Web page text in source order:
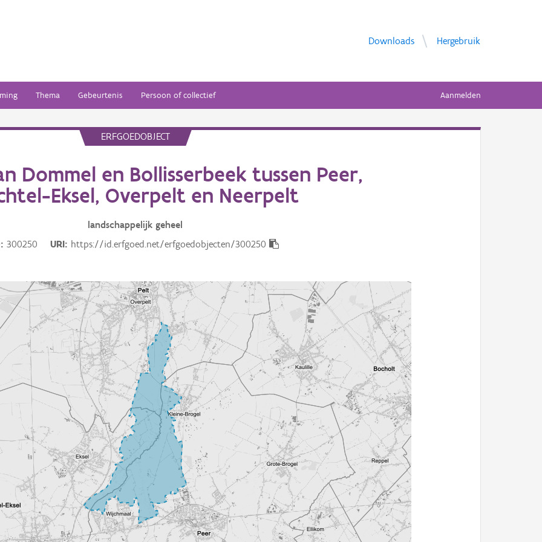
Downloads Hergebruik
Thema Gebeurtenis Persoon of collectief Aanmelden
ERFGOEDOBJECT
Dommel en Bollisserbeek tussen Peer,
Eksel, Overpelt en Neerpelt
landschappelijk geheel
300250 URI https://id.erfgoed.net/erfgoedobjecten/300250